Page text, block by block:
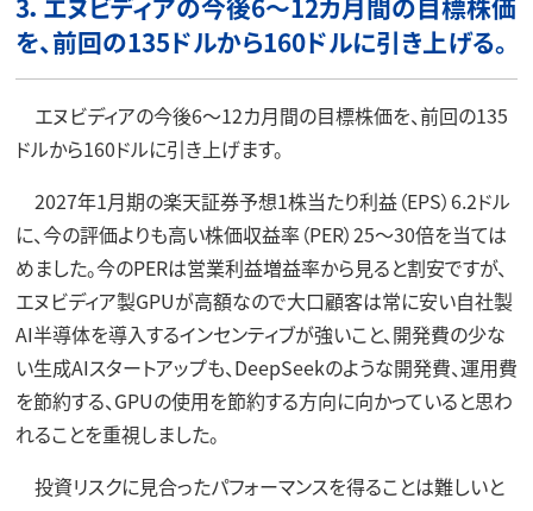
を、前回の135ドルから160ドルに引き上げる。
エヌビディアの今後6～12カ月間の目標株価を、前回の135
ドルから160ドルに引き上げます。
2027年1月期の楽天証券予想1株当たり利益（EPS）6.2ドル
に、今の評価よりも高い株価収益率（PER）25～30倍を当ては
めました。今のPERは営業利益増益率から見ると割安ですが、
エヌビディア製GPUが高額なので大口顧客は常に安い自社製
AI半導体を導入するインセンティブが強いこと、開発費の少な
い生成AIスタートアップも、DeepSeekのような開発費、運用費
を節約する、GPUの使用を節約する方向に向かっていると思わ
れることを重視しました。
投資リスクに見合ったパフォーマンスを得ることは難しいと